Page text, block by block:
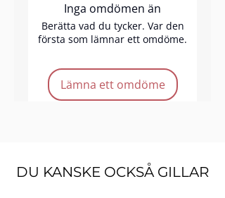
med intensiv pigmentering vid
varje applicering. Den
silkeslena formulan gör
den återfuktande blandningen
håller läpparna mjuka och
Produkt Funktioner:
Inga omdömen än
Berätta vad du tycker. Var den
första som lämnar ett omdöme.
Lämna ett omdöme
DU KANSKE OCKSÅ GILLAR